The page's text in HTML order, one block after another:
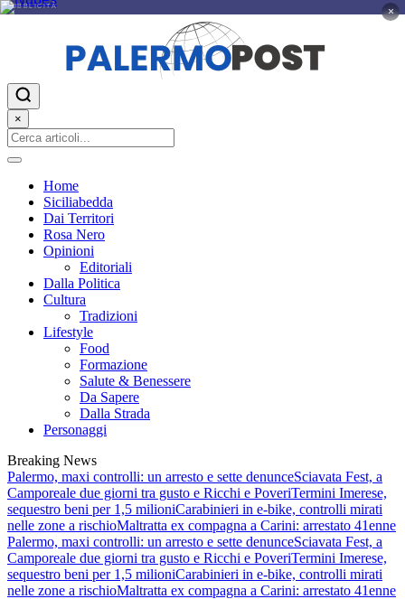
PUBBLICITÀ ×
×
Home
Siciliabedda
Dai Territori
Rosa Nero
Opinioni
Editoriali
Dalla Politica
Cultura
Tradizioni
Lifestyle
Food
Formazione
Salute & Benessere
Da Sapere
Dalla Strada
Personaggi
Breaking News
Palermo, maxi controlli: un arresto e sette denunceSciavata Fest, a
Camporeale due giorni tra gusto e Ricchi e PoveriTermini Imerese,
sequestro beni per 1,5 milioniCarabinieri in e-bike, controlli mirati
nelle zone a rischioMaltratta ex compagna a Carini: arrestato 41enne
Palermo, maxi controlli: un arresto e sette denunceSciavata Fest, a
Camporeale due giorni tra gusto e Ricchi e PoveriTermini Imerese,
sequestro beni per 1,5 milioniCarabinieri in e-bike, controlli mirati
nelle zone a rischioMaltratta ex compagna a Carini: arrestato 41enne